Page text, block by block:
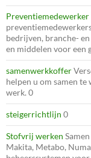
Preventiemedewerker
bedrijven, branche-
en middelen voor een
samenwerkkoffer
helpen u om samen
werk. 0
steigerrichtlijn 0
Stofvrij werken
Makita, Metabo,